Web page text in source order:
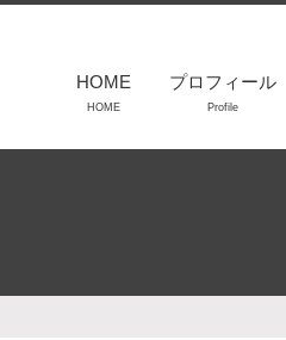
HOME
HOME
プロフィール
Profile